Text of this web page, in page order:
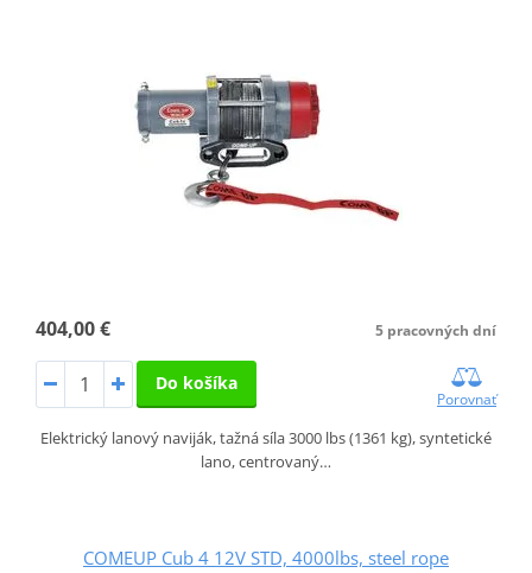
404,00 € 5 pracovných dní
Do košíka
Porovnať
Elektrický lanový naviják, tažná síla 3000 lbs (1361 kg), syntetické
lano, centrovaný…
COMEUP Cub 4 12V STD, 4000lbs, steel rope